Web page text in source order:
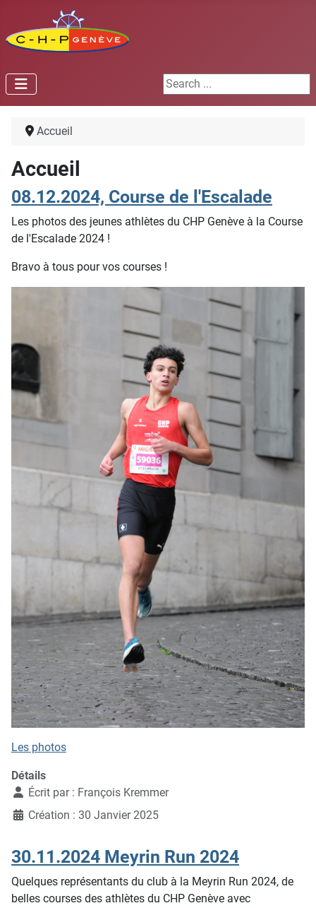
Search ...
Accueil
Accueil
08.12.2024, Course de l'Escalade
Les photos des jeunes athlètes du CHP Genève à la Course
de l'Escalade 2024 !
Bravo à tous pour vos courses !
Les photos
Détails
Écrit par : François Kremmer
Création : 30 Janvier 2025
30.11.2024 Meyrin Run 2024
Quelques représentants du club à la Meyrin Run 2024, de
belles courses des athlètes du CHP Genève avec